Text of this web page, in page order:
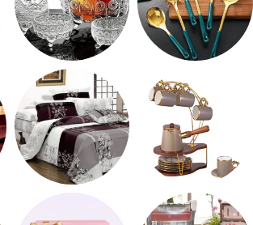
طقم خشاف
طقم قهوه وشاي